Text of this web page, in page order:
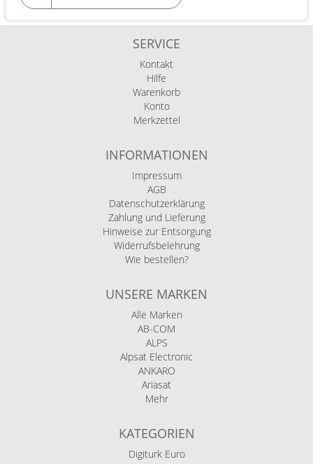
SERVICE
Kontakt
Hilfe
Warenkorb
Konto
Merkzettel
INFORMATIONEN
Impressum
AGB
Datenschutzerklärung
Zahlung und Lieferung
Hinweise zur Entsorgung
Widerrufsbelehrung
Wie bestellen?
UNSERE MARKEN
Alle Marken
AB-COM
ALPS
Alpsat Electronic
ANKARO
Ariasat
Mehr
KATEGORIEN
Digiturk Euro